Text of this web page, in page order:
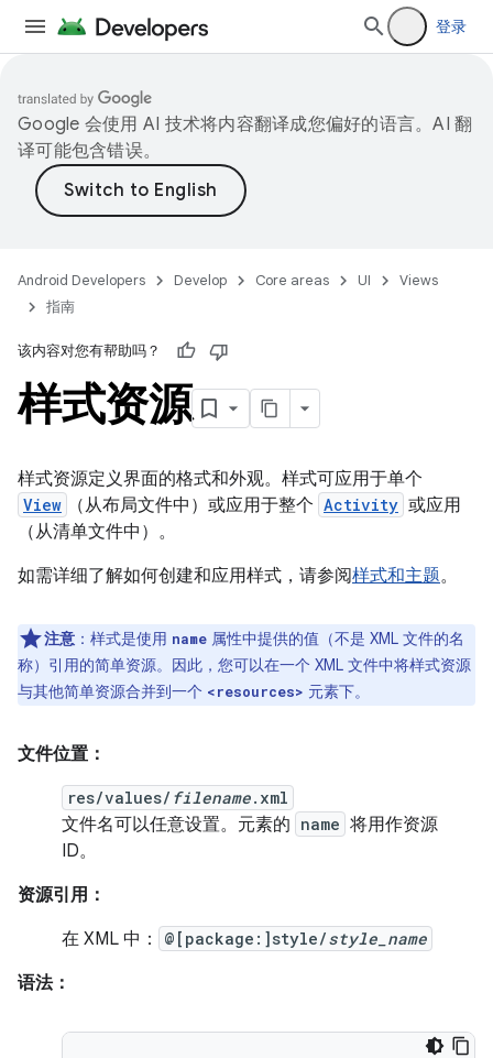
登录
Google 会使用 AI 技术将内容翻译成您偏好的语言。AI 翻
译可能包含错误。
Android Developers Develop Core areas UI
Views
指南
该内容对您有帮助吗？
样式资源
样式资源定义界面的格式和外观。样式可应用于单个
View （从布局文件中）或应用于整个 Activity 或应用
（从清单文件中）。
如需详细了解如何创建和应用样式，请参阅样式和主题。
注意 ：样式是使用 name 属性中提供的值（不是 XML 文件的名
称）引用的简单资源。因此，您可以在一个 XML 文件中将样式资源
与其他简单资源合并到一个 <resources> 元素下。
文件位置：
res/values/ filename.xml
文件名可以任意设置。元素的 name 将用作资源
ID。
资源引用：
在 XML 中：
@[package:]style/style_name
语法：